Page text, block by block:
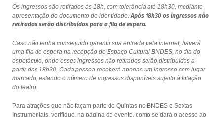
Os ingressos são retirados às 18h, com tolerância até 18h30, mediante
apresentação do documento de identidade.Após 18h30 os ingressos não
retirados serão distribuídos para a fila de espera.
Caso não tenha conseguido garantir sua entrada pela internet, haverá
uma fila de espera na recepção do Espaço Cultural BNDES, no dia do
espetáculo, onde esses ingressos não retirados serão distribuídos a
partir das 18h30. Cada pessoa receberá apenas um ingresso com lugar
marcado, estando o número de ingressos disponíveis sujeito à lotação
do teatro.
Para atrações que não façam parte do Quintas no BNDES e Sextas
Instrumentais, verifique, na página do evento, como se dará o acesso ao